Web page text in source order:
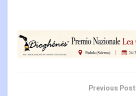
Previous Post